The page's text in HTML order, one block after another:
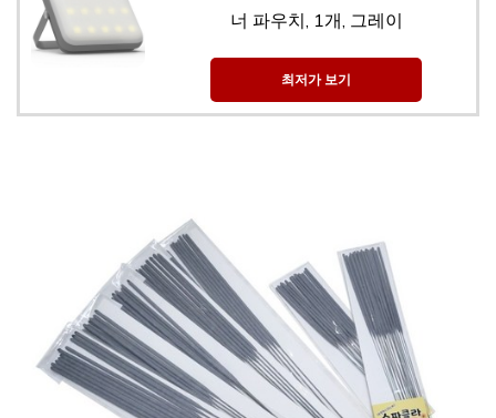
너 파우치, 1개, 그레이
최저가 보기